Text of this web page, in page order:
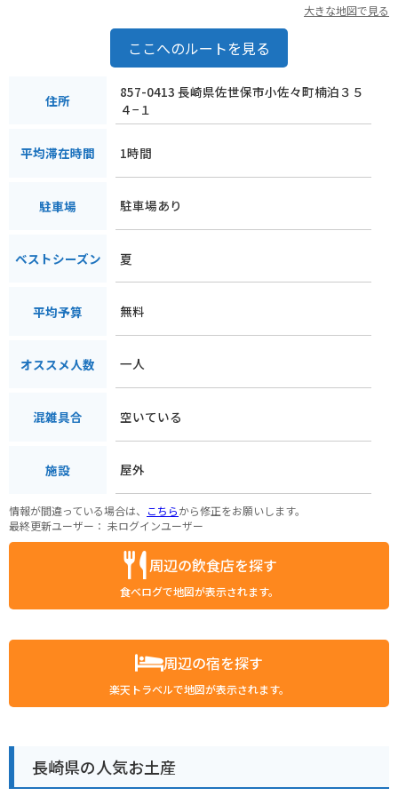
大きな地図で見る
ここへのルートを見る
住所
857-0413 長崎県佐世保市小佐々町楠泊３５
４−１
平均滞在時間 1時間
駐車場 駐車場あり
ベストシーズン 夏
平均予算 無料
オススメ人数 一人
混雑具合 空いている
施設 屋外
情報が間違っている場合は、 こちらから修正をお願いします。
最終更新ユーザー： 未ログインユーザー
周辺の飲食店を探す
食べログで地図が表示されます。
周辺の宿を探す
楽天トラベルで地図が表示されます。
長崎県の人気お土産